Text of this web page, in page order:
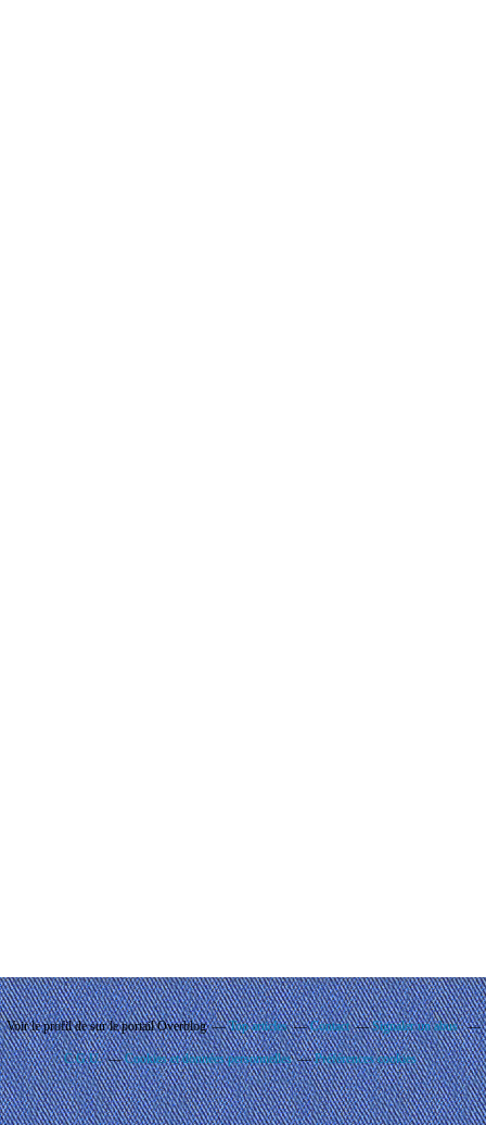
Voir le profil desur le portail Overblog Top articles Contact Signaler un abus
C.G.U. Cookies et données personnelles Préférences cookies